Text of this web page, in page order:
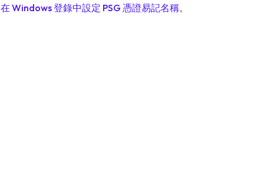
在 Windows 登錄中設定 PSG 憑證易記名稱。